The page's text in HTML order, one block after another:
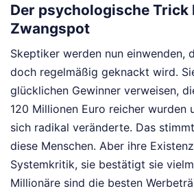
Der psychologische Trick
Zwangspot
Skeptiker werden nun einwenden,
doch regelmäßig geknackt wird.
glücklichen Gewinner verweisen,
120 Millionen Euro reicher wurden
sich radikal veränderte. Das
diese Menschen. Aber ihre
Systemkritik, sie bestätigt sie
Millionäre sind die besten